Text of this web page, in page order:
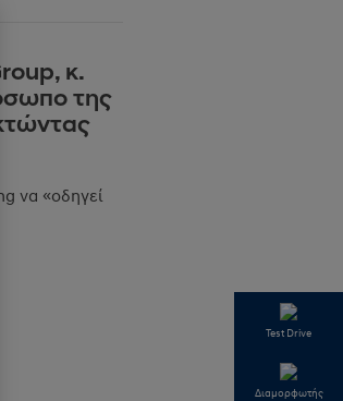
Test Drive
Διαμορφωτής
κ.
της
να «οδηγεί